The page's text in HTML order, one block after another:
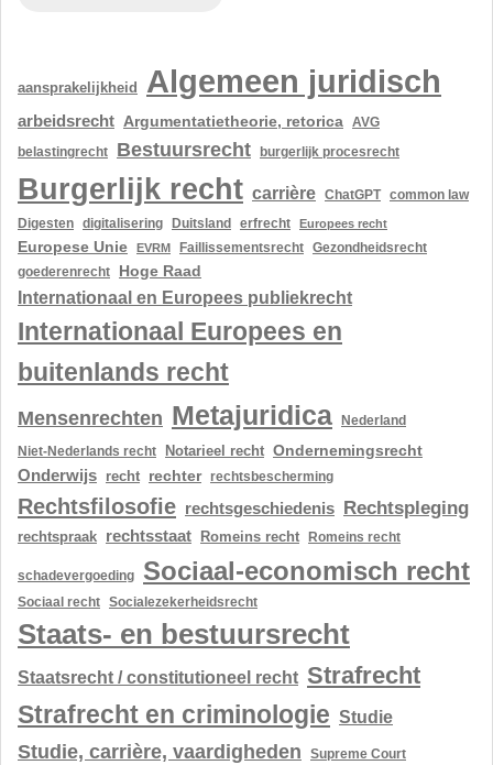
aansprakelijkheid Algemeen juridisch
arbeidsrecht Argumentatietheorie, retorica AVG
belastingrecht Bestuursrecht burgerlijk procesrecht
Burgerlijk recht carrière ChatGPT common law
Digesten
digitalisering Duitsland erfrecht Europees recht
Europese Unie EVRM Faillissementsrecht
Gezondheidsrecht
goederenrecht
Hoge Raad
Internationaal en Europees publiekrecht
Internationaal Europees en
buitenlands recht
Mensenrechten Metajuridica
Nederland
Niet-Nederlands recht
Notarieel recht Ondernemingsrecht
Onderwijs recht rechter rechtsbescherming
Rechtsfilosofie rechtsgeschiedenis Rechtspleging
rechtspraak rechtsstaat Romeins recht Romeins recht
schadevergoeding Sociaal-economisch recht
Sociaal recht Socialezekerheidsrecht
Staats- en bestuursrecht
Staatsrecht / constitutioneel recht Strafrecht
Strafrecht en criminologie Studie
Studie, carrière, vaardigheden Supreme Court